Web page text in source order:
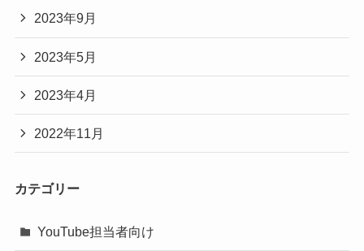
2023年9月
2023年5月
2023年4月
2022年11月
カテゴリー
YouTube担当者向け